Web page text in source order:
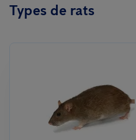
Types de rats